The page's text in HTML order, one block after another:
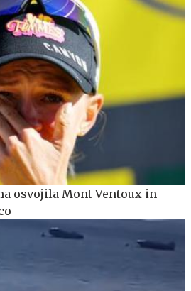
osvojila Mont Ventoux in